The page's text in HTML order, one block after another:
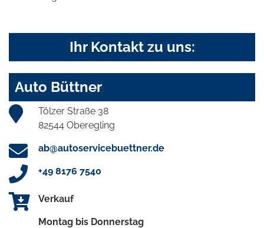
Ihr Kontakt zu uns:
Auto Büttner
Tölzer Straße 38
82544 Oberegling
ab@autoservicebuettner.de
+49 8176 7540
Verkauf
Montag bis Donnerstag